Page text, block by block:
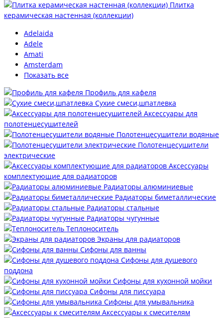
Плитка
керамическая настенная (коллекции)
Adelaida
Adele
Amati
Amsterdam
Показать все
Профиль для кафеля
Сухие смеси,шпатлевка
Аксессуары для
полотенцесушителей
Полотенцесушители водяные
Полотенцесушители
электрические
Аксессуары
комплектующие для радиаторов
Радиаторы алюминиевые
Радиаторы биметаллические
Радиаторы стальные
Радиаторы чугунные
Теплоноситель
Экраны для радиаторов
Сифоны для ванны
Сифоны для душевого
поддона
Сифоны для кухонной мойки
Сифоны для писсуара
Сифоны для умывальника
Аксессуары к смесителям